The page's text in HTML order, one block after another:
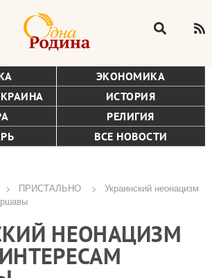
ЭКОНОМИКА
ИСТОРИЯ
РЕЛИГИЯ
ВСЕ НОВОСТИ
ПРИСТАЛЬНО
Украинский неонацизм
НЕОНАЦИЗМ